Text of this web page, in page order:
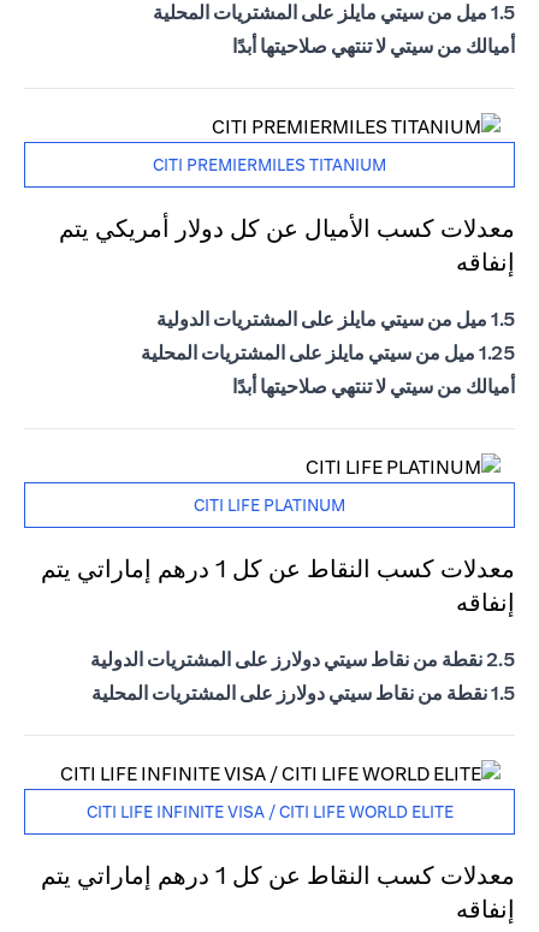
1.5 ميل من سيتي مايلز على المشتريات المحلية
أميالك من سيتي لا تنتهي صلاحيتها أبدًا
CITI PREMIERMILES TITANIUM
معدلات كسب الأميال عن كل دولار أمريكي يتم
إنفاقه
1.5 ميل من سيتي مايلز على المشتريات الدولية
1.25 ميل من سيتي مايلز على المشتريات المحلية
أميالك من سيتي لا تنتهي صلاحيتها أبدًا
CITI LIFE PLATINUM
معدلات كسب النقاط عن كل 1 درهم إماراتي يتم
إنفاقه
2.5 نقطة من نقاط سيتي دولارز على المشتريات الدولية
1.5 نقطة من نقاط سيتي دولارز على المشتريات المحلية
CITI LIFE INFINITE VISA / CITI LIFE WORLD ELITE
معدلات كسب النقاط عن كل 1 درهم إماراتي يتم
إنفاقه